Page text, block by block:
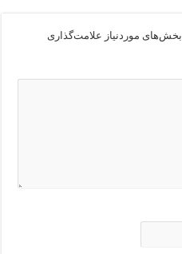
بخش‌های موردنیاز علامت‌گذاری